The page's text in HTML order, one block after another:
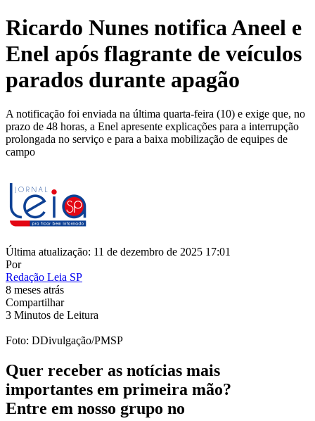
Ricardo Nunes notifica Aneel e
Enel após flagrante de veículos
parados durante apagão
A notificação foi enviada na última quarta-feira (10) e exige que, no
prazo de 48 horas, a Enel apresente explicações para a interrupção
prolongada no serviço e para a baixa mobilização de equipes de
campo
Última atualização: 11 de dezembro de 2025 17:01
Por
Redação Leia SP
8 meses atrás
Compartilhar
3 Minutos de Leitura
Foto: DDivulgação/PMSP
Quer receber as notícias mais
importantes em primeira mão?
Entre em nosso grupo no